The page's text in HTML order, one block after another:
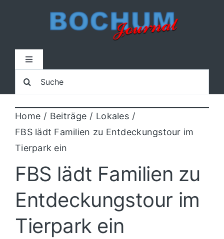
Toggle
Home
Lokal
Blaulicht
Sport
Kultur
Suche
nach:
Home Beiträge
Lokales
FBS lädt Familien zu Entdeckungstour im
Tierpark ein
FBS lädt Familien zu
Entdeckungstour im
Tierpark ein